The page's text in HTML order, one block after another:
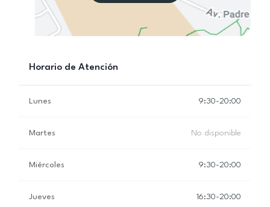
Horario de Atención
Lunes 9:30-20:00
Martes No disponible
Miércoles 9:30-20:00
Jueves 16:30-20:00